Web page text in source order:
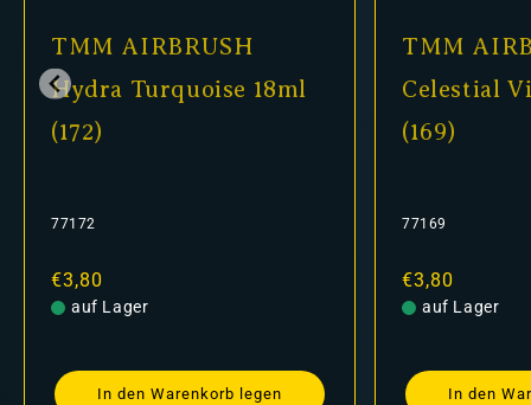
TMM AIRBRUSH
Hydra Turquoise 18ml
(172)
77172
Normaler
Preis
€3,80
auf Lager
In den Warenkorb legen
TMM
Celestial
(169)
77169
Normaler
Preis
€3,80
auf Lager
In den